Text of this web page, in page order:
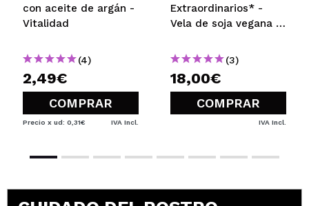
con aceite de argán -
Vitalidad
(4)
2,49€
COMPRAR
Precio x ud: 0,31€ IVA Incl.
Extraordinarios* -
Vela de soja vegana -
(3)
18,00€
COMPRAR
IVA Incl.